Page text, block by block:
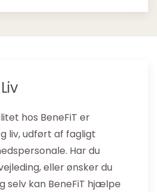
hos BeneFiT er
liv, udført af fagligt
Har du
eller ønsker du
kan BeneFiT hjælpe